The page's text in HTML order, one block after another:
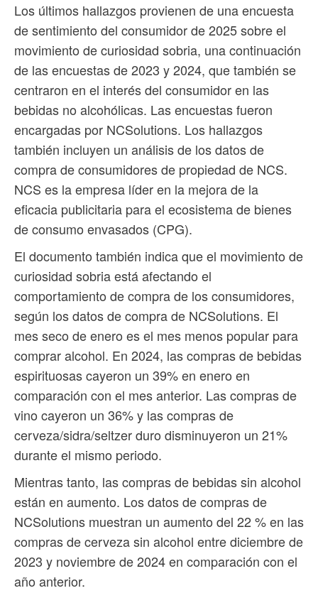
Los últimos hallazgos provienen de una encuesta
de sentimiento del consumidor de 2025 sobre el
movimiento de curiosidad sobria, una continuación
de las encuestas de 2023 y 2024, que también se
centraron en el interés del consumidor en las
bebidas no alcohólicas. Las encuestas fueron
encargadas por NCSolutions. Los hallazgos
también incluyen un análisis de los datos de
compra de consumidores de propiedad de NCS.
NCS es la empresa líder en la mejora de la
eficacia publicitaria para el ecosistema de bienes
de consumo envasados ​​(CPG).
El documento también indica que el movimiento de
curiosidad sobria está afectando el
comportamiento de compra de los consumidores,
según los datos de compra de NCSolutions. El
mes seco de enero es el mes menos popular para
comprar alcohol. En 2024, las compras de bebidas
espirituosas cayeron un 39% en enero en
comparación con el mes anterior. Las compras de
vino cayeron un 36% y las compras de
cerveza/sidra/seltzer duro disminuyeron un 21%
durante el mismo periodo.
Mientras tanto, las compras de bebidas sin alcohol
están en aumento. Los datos de compras de
NCSolutions muestran un aumento del 22 % en las
compras de cerveza sin alcohol entre diciembre de
2023 y noviembre de 2024 en comparación con el
año anterior.